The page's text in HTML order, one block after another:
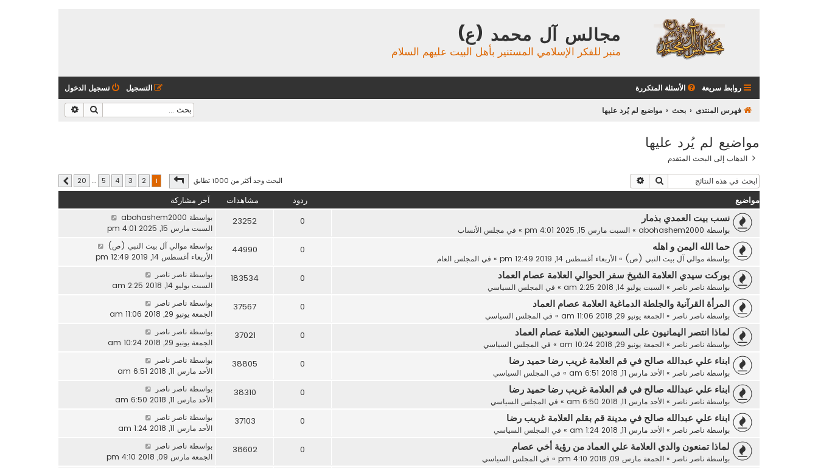
مجالس آل محمد (ع)
منبر للفكر الإسلامي المستنير بأهل البيت عليهم السلام
روابط سريعة الأسئلة المتكررة تسجيل الدخول التسجيل
فهرس المنتدى بحث مواضيع لم يُرد عليها بحث
مواضيع لم يُرد عليها
الذهاب إلى البحث المتقدم
بحث البحث وجد أكثر من 1000 تطابق صفحة من20
1
2
3
4
5
…
20 التالي
مواضيع ردود مشاهدات آخر مشاركة
نسب بيت العمدي بذمار
بواسطة abohashem2000
» السبت مارس 15, 2025 4:01 pm » في مجلس الأنساب
0
23252 بواسطة abohashem2000
السبت مارس 15, 2025 4:01 pm
حما الله اليمن و اهله
بواسطة موالي آل بيت النبي (ص) » الأربعاء أغسطس 14, 2019 12:49 pm » في المجلس العام
0
44990 بواسطة موالي آل بيت النبي (ص)
الأربعاء أغسطس 14, 2019 12:49 pm
بوركت سيدي العلامة الشيخ سفر الحوالي العلامة عصام العماد
بواسطة ناصر ناصر » السبت يوليو 14, 2018 2:25 am » في المجلس السياسي
0
183534 بواسطة ناصر ناصر
السبت يوليو 14, 2018 2:25 am
المرأة القرآنية والجلطة الدماغية العلامة عصام العماد
بواسطة ناصر ناصر » الجمعة يونيو 29, 2018 11:06 am » في المجلس السياسي
0
37567 بواسطة ناصر ناصر
الجمعة يونيو 29, 2018 11:06 am
لماذا انتصر اليمانيون على السعوديين العلامة عصام العماد
بواسطة ناصر ناصر » الجمعة يونيو 29, 2018 10:24 am » في المجلس السياسي
0
37021 بواسطة ناصر ناصر
الجمعة يونيو 29, 2018 10:24 am
ابناء علي عبدالله صالح في قم العلامة غريب رضا حميد رضا
بواسطة ناصر ناصر » الأحد مارس 11, 2018 6:51 am » في المجلس السياسي
0
38805 بواسطة ناصر ناصر
الأحد مارس 11, 2018 6:51 am
ابناء علي عبدالله صالح في قم العلامة غريب رضا حميد رضا
بواسطة ناصر ناصر » الأحد مارس 11, 2018 6:50 am » في المجلس السياسي
0
38310 بواسطة ناصر ناصر
الأحد مارس 11, 2018 6:50 am
ابناء علي عبدالله صالح في مدينة قم بقلم العلامة غريب رضا
بواسطة ناصر ناصر » الأحد مارس 11, 2018 1:24 am » في المجلس السياسي
0
37103 بواسطة ناصر ناصر
الأحد مارس 11, 2018 1:24 am
لماذا تمنعون والدي العلامة علي العماد من رؤية أخي عصام
بواسطة ناصر ناصر » الجمعة مارس 09, 2018 4:10 pm » في المجلس السياسي
0
38602 بواسطة ناصر ناصر
الجمعة مارس 09, 2018 4:10 pm